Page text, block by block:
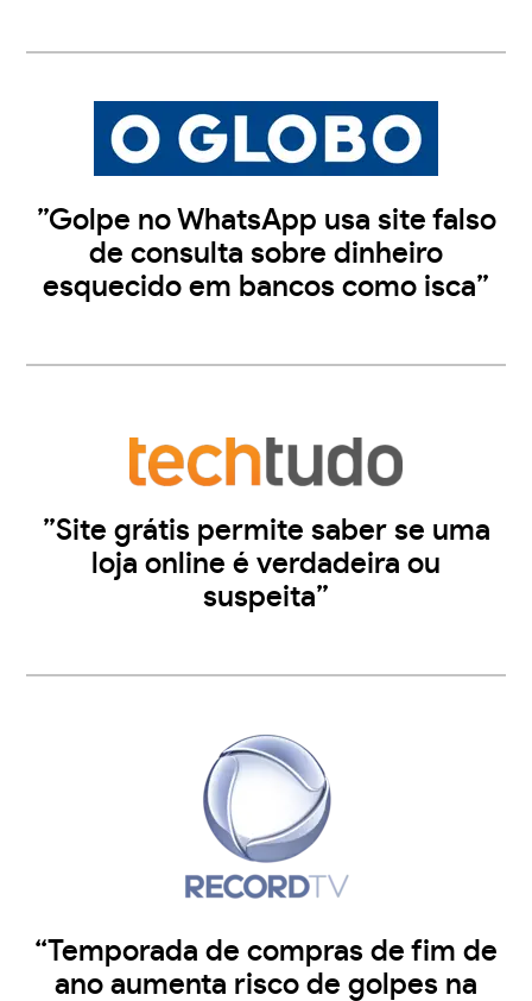
”Golpe no WhatsApp usa site falso
de consulta sobre dinheiro
esquecido em bancos como isca”
”Site grátis permite saber se uma
loja online é verdadeira ou
suspeita”
“Temporada de compras de fim de
ano aumenta risco de golpes na